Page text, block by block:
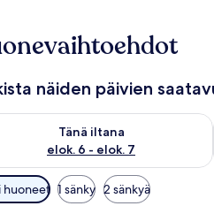
näiden päivien
Tänä iltana
elok. 6 - elok. 7
tämän illan saatavuus elok. 6 -
huoneet 1 sänky 2 sänkyä